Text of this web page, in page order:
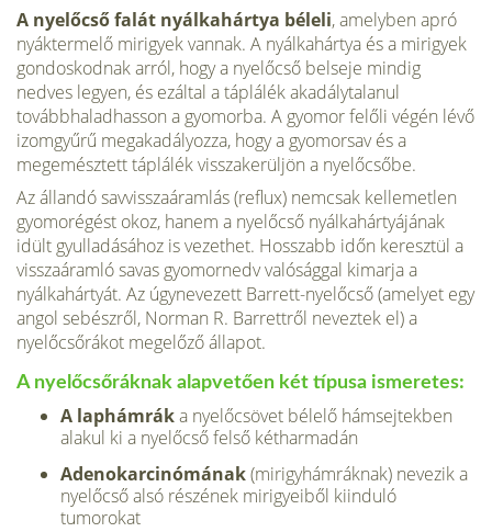
A nyelőcső falát nyálkahártya béleli, amely­ben apró
nyáktermelő mirigyek vannak. A nyálkahártya és a mirigyek
gondoskodnak arról, hogy a nyelőcső belseje mindig
nedves legyen, és ezáltal a táplálék akadálytalanul
továbbhaladhasson a gyomorba. A gyomor felőli végén lévő
izomgyűrű megakadályozza, hogy a gyomorsav és a
megemésztett táplálék visszakerüljön a nyelőcsőbe.
Az állandó savvisszaáramlás (reflux) nem­csak kellemetlen
gyomorégést okoz, hanem a nyelőcső nyálkahártyájának
idült gyulladá­sához is vezethet. Hosszabb időn keresztül a
visszaáramló savas gyomornedv valósággal kimarja a
nyálkahártyát. Az úgynevezett Barrett-nyelőcső (amelyet egy
angol sebészről, Norman R. Barrettről neveztek el) a
nyelőcső­rákot megelőző állapot.
A nyelőcsőráknak alapvetően két típusa ismeretes:
A laphámráka nyelőcsövet bélelő hám­sejtekben
alakul ki a nyelőcső felső kétharmadán
Adenokarcinómának(mirigyhámráknak) nevezik a
nyelőcső alsó részének mirigyeiből kiinduló
tumorokat